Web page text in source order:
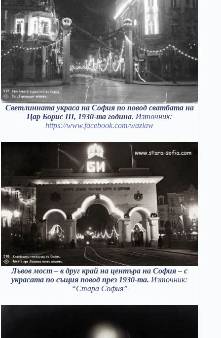
Светлинната украса на София по повод сватбата на
Цар Борис III, 1930-та година. Източник:
https://www.facebook.com/wazlaw
Лъвов мост – в друг край на центъра на София – с
украсата по същия повод през 1930-та. Източник:
“Стара София”